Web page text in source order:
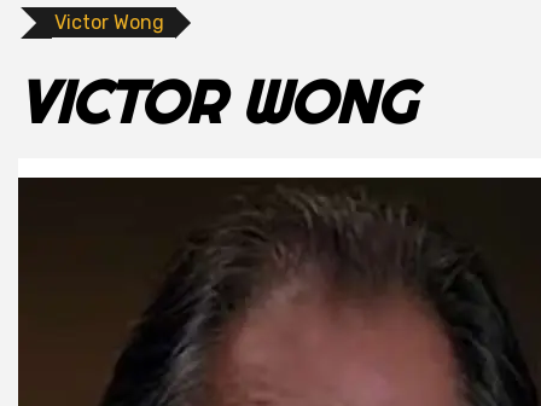
Victor Wong
VICTOR WONG